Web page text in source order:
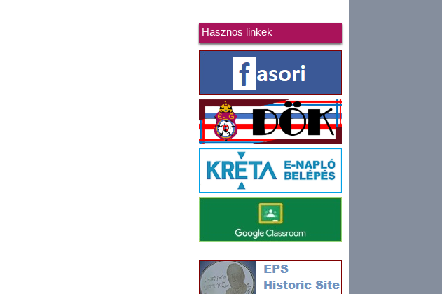
Hasznos linkek